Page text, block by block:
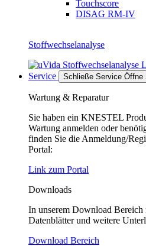
Touchscore
DISAG RM-IV
Stoffwechselanalyse
Service Schließe Service Öffne
Wartung & Reparatur
Sie haben ein KNESTEL
Wartung anmelden oder
finden Sie die Anmeldung/
Portal:
Link zum Portal
Downloads
In unserem Download Bereich
Datenblätter und weitere
Download Bereich